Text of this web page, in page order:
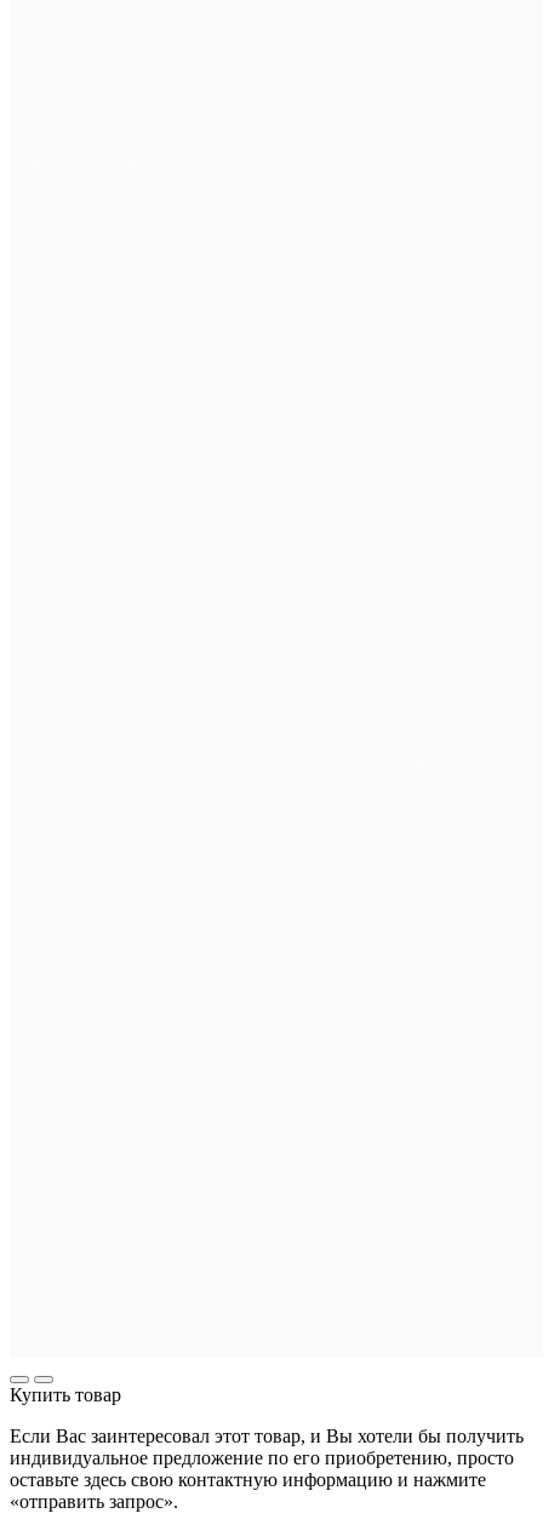
Купить товар
Если Вас заинтересовал этот товар, и Вы хотели бы получить
индивидуальное предложение по его приобретению, просто
оставьте здесь свою контактную информацию и нажмите
«отправить запрос».